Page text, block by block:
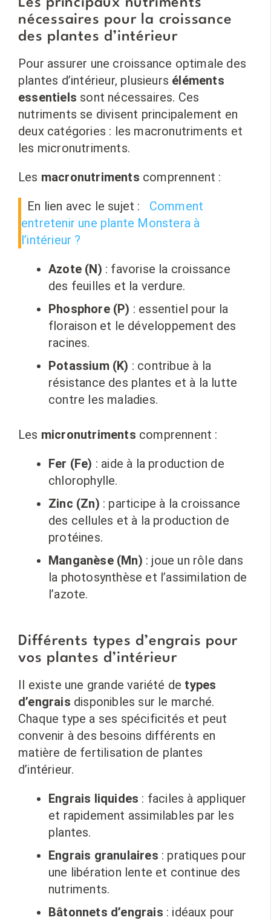
nécessaires pour la croissance
des plantes d’intérieur
Pour assurer une croissance optimale des
plantes d’intérieur, plusieurs éléments
essentiels sont nécessaires. Ces
nutriments se divisent principalement en
deux catégories : les macronutriments et
les micronutriments.
Les macronutriments comprennent :
En lien avec le sujet :
Comment
entretenir une plante Monstera à
l’intérieur ?
Azote (N) : favorise la croissance
des feuilles et la verdure.
Phosphore (P) : essentiel pour la
floraison et le développement des
racines.
Potassium (K) : contribue à la
résistance des plantes et à la lutte
contre les maladies.
Les micronutriments comprennent :
Fer (Fe) : aide à la production de
chlorophylle.
Zinc (Zn) : participe à la croissance
des cellules et à la production de
protéines.
Manganèse (Mn) : joue un rôle dans
la photosynthèse et l’assimilation de
l’azote.
Différents types d’engrais pour
vos plantes d’intérieur
Il existe une grande variété de types
d’engrais disponibles sur le marché.
Chaque type a ses spécificités et peut
convenir à des besoins différents en
matière de fertilisation de plantes
d’intérieur.
Engrais liquides : faciles à appliquer
et rapidement assimilables par les
plantes.
Engrais granulaires : pratiques pour
une libération lente et continue des
nutriments.
Bâtonnets d’engrais : idéaux pour